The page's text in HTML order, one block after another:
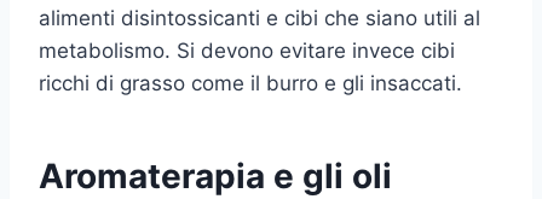
alimenti disintossicanti e cibi che siano utili al
metabolismo. Si devono evitare invece cibi
ricchi di grasso come il burro e gli insaccati.
Aromaterapia e gli oli